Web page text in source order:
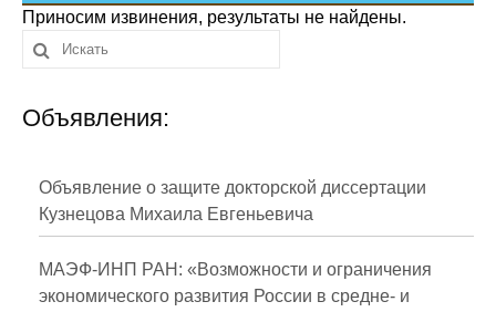
Сотрудники
Отчетность
Противодействие коррупции
Публикации
Научная жизнь
Приносим извинения, результаты не найдены.
Объявления:
Объявление о защите докторской диссертации
Кузнецова Михаила Евгеньевича
МАЭФ-ИНП РАН: «Возможности и ограничения
экономического развития России в средне- и